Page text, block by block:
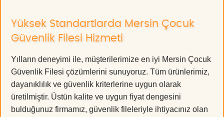
Yüksek Standartlarda Mersin Çocuk
Güvenlik Filesi Hizmeti
Yılların deneyimi ile, müşterilerimize en iyi Mersin Çocuk
Güvenlik Filesi çözümlerini sunuyoruz. Tüm ürünlerimiz,
dayanıklılık ve güvenlik kriterlerine uygun olarak
üretilmiştir. Üstün kalite ve uygun fiyat dengesini
bulduğunuz firmamız, güvenlik fileleriyle ihtiyacınız olan